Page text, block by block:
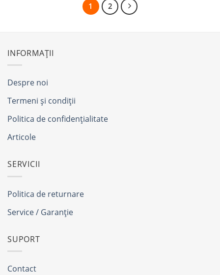
1 2
INFORMAȚII
Despre noi
Termeni și condiții
Politica de confidențialitate
Articole
SERVICII
Politica de returnare
Service / Garanție
SUPORT
Contact